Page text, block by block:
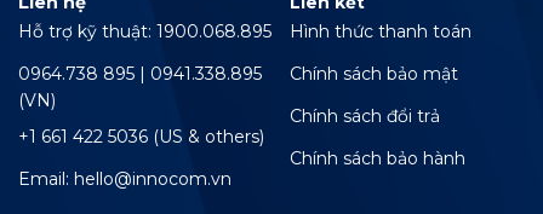
Hỗ trợ kỹ thuật: 1900.068.895
0964.738 895 | 0941.338.895
(VN)
+1 661 422 5036 (US & others)
Email: hello@innocom.vn
Hình thức thanh toán
Chính sách bảo mật
Chính sách đổi trả
Chính sách bảo hành